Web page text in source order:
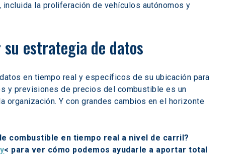
la proliferación de vehículos autónomos y
estrategia de datos
en tiempo real y específicos de su ubicación para
y previsiones de precios del combustible es un
organización. Y con grandes cambios en el horizonte
combustible en tiempo real a nivel de carril?
< para ver cómo podemos ayudarle a aportar total